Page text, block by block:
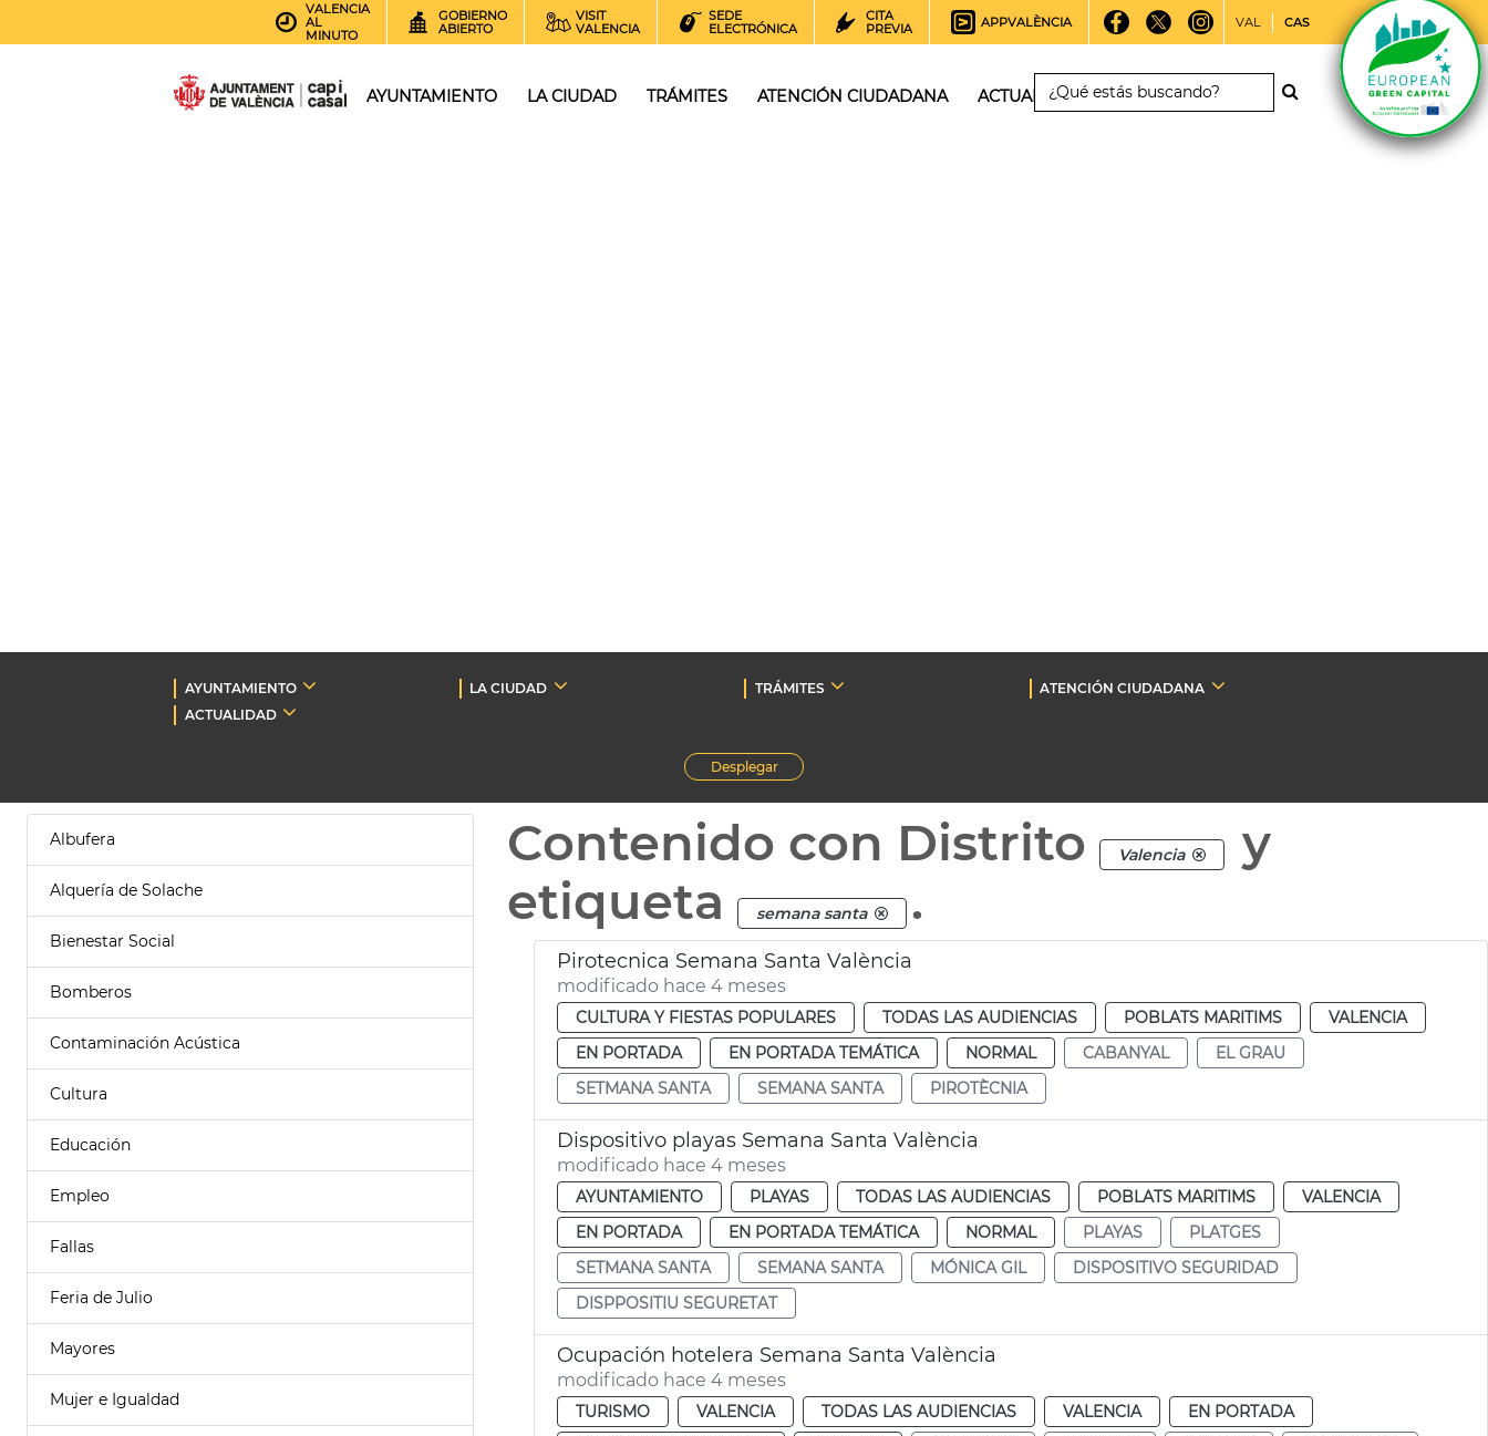
VALENCIA
AL
MINUTO
GOBIERNO
ABIERTO
VISIT
VALENCIA
SEDE
ELECTRÓNICA
CITA
PREVIA
APPVALÈNCIA VAL CAS
AYUNTAMIENTO LA CIUDAD TRÁMITES ATENCIÓN CIUDADANA ACTUALIDAD
AYUNTAMIENTO LA CIUDAD TRÁMITES
ATENCIÓN CIUDADANA
ACTUALIDAD
Desplegar
Albufera
Alquería de Solache
Bienestar Social
Bomberos
Contaminación Acústica
Cultura
Educación
Empleo
Fallas
Feria de Julio
Mayores
Mujer e Igualdad
Contenido con Distrito Valencia
y
etiqueta
semana santa .
Pirotecnica Semana Santa València
modificado hace 4 meses
CULTURA Y FIESTAS POPULARES TODAS LAS AUDIENCIAS POBLATS MARITIMS
VALENCIA
EN PORTADA
EN PORTADA TEMÁTICA NORMAL CABANYAL
EL GRAU
SETMANA SANTA
SEMANA SANTA PIROTÈCNIA
Dispositivo playas Semana Santa València
modificado hace 4 meses
AYUNTAMIENTO PLAYAS TODAS LAS AUDIENCIAS POBLATS MARITIMS
VALENCIA
EN PORTADA
EN PORTADA TEMÁTICA NORMAL PLAYAS
PLATGES
SETMANA SANTA
SEMANA SANTA MÓNICA GIL
DISPOSITIVO SEGURIDAD
DISPPOSITIU SEGURETAT
Ocupación hotelera Semana Santa València
modificado hace 4 meses
TURISMO VALENCIA TODAS LAS AUDIENCIAS VALENCIA
EN PORTADA